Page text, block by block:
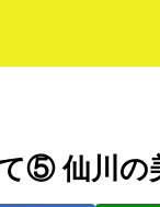
⑤ 仙川の